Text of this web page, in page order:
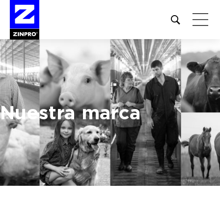
Open
site
search
form
Buscar:
Nuestra marca